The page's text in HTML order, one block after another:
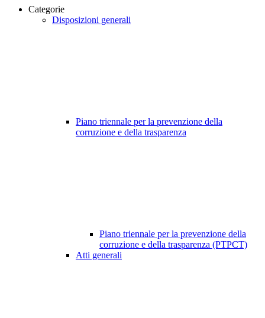
Categorie
Disposizioni generali
Piano triennale per la prevenzione della
corruzione e della trasparenza
Piano triennale per la prevenzione della
corruzione e della trasparenza (PTPCT)
Atti generali